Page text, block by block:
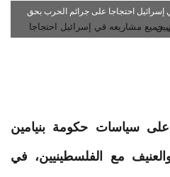
إسرائيل احتجاجا على جرائم الحرب بحق
على سياسات حكومة بنيامين
مع الفلسطينيين، في